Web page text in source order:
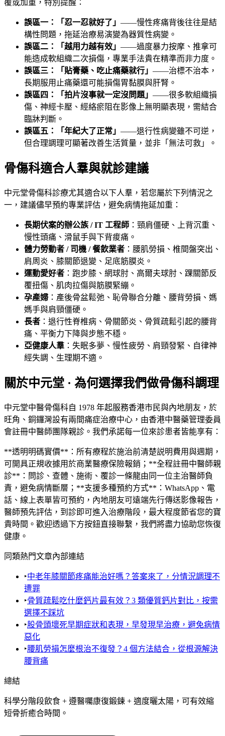
覆或加重，特別提醒：
誤區一：「忍一忍就好了」 ——慢性疼痛背後往往是結
構性問題，拖延治療易演變為器質性病變。
誤區二：「越用力越有效」 ——過度暴力按摩、推拿可
能造成軟組織二次損傷，專業手法貴在精準而非力度。
誤區三：「貼膏藥、吃止痛藥就行」 ——治標不治本，
長期服用止痛藥還可能損傷胃黏膜與肝腎。
誤區四：「拍片沒事就一定沒問題」 ——很多軟組織損
傷、神經卡壓、經絡瘀阻在影像上無明顯表現，需結合
臨牀判斷。
誤區五：「年紀大了正常」 ——退行性病變雖不可逆，
但合理調理可顯著改善生活質量，並非「無法可救」。
骨傷科適合人羣與就診建議
中元堂骨傷科診療尤其適合以下人羣，若您屬於下列情況之
一，建議儘早預約專業評估，避免病情拖延加重：
長期伏案的辦公族 / IT 工程師 ：頸肩僵硬、上背沉重、
慢性頭痛、滑鼠手與下背痠痛。
體力勞動者 / 司機 / 餐飲業者 ：腰肌勞損、椎間盤突出、
肩周炎、膝關節退變、足底筋膜炎。
運動愛好者 ：跑步膝、網球肘、高爾夫球肘、踝關節反
覆扭傷、肌肉拉傷與筋膜緊繃。
孕產婦 ：產後骨盆鬆弛、恥骨聯合分離、腰背勞損、媽
媽手與肩頸僵硬。
長者 ：退行性脊椎病、骨關節炎、骨質疏鬆引起的腰背
痛、平衡力下降與步態不穩。
亞健康人羣 ：失眠多夢、慢性疲勞、肩頸發緊、自律神
經失調、生理期不適。
關於中元堂 · 為何選擇我們做骨傷科調理
中元堂中醫骨傷科自 1978 年起服務香港市民與內地朋友，於
旺角、銅鑼灣設有兩間痛症治療中心，由香港中醫藥管理委員
會註冊中醫師團隊親診。我們承諾每一位來診患者皆能享有：
**透明明碼實價**：所有療程於施治前清楚説明費用與週期，
可開具正規收據用於商業醫療保險報銷；**全程註冊中醫師親
診**：問診、查體、施術、覆診一條龍由同一位主治醫師負
責，避免病情斷層；**支援多種預約方式**：WhatsApp、電
話、線上表單皆可預約，內地朋友可遠端先行傳送影像報告，
醫師預先評估，到診即可進入治療階段，最大程度節省您的寶
貴時間。歡迎透過下方按鈕直接聯繫，我們將盡力協助您恢復
健康。
同類熱門文章內部連結
‣中老年膝關節疼痛能治好嗎？答案來了，分情況調理不
遭罪
‣骨質疏鬆吃什麼鈣片最有效？3 類優質鈣片對比，按需
選擇不踩坑
‣股骨頭壞死早期症狀和表現，早發現早治療，避免病情
惡化
‣腰肌勞損怎麼根治不復發？4 個方法結合，從根源解決
腰背痛
總結
科學分階段飲食 + 遵醫囑康復鍛鍊 + 適度曬太陽，可有效縮
短骨折癒合時間。